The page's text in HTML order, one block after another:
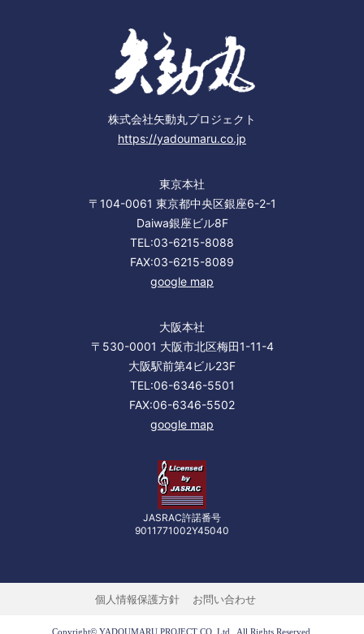
株式会社矢動丸プロジェクト
https://yadoumaru.co.jp
東京本社
〒104-0061 東京都中央区銀座6-2-1
Daiwa銀座ビル8F
TEL:03-6215-8088
FAX:03-6215-8089
google map
大阪本社
〒530-0001 大阪市北区梅田1-11-4
大阪駅前第4ビル23F
TEL:06-6346-5501
FAX:06-6346-5502
google map
JASRAC許諾番号
9011771002Y45040
個人情報保護方針 お問い合わせ
Copyright© YADOUMARU PROJECT CO.,Ltd.. All Rights Reserved.